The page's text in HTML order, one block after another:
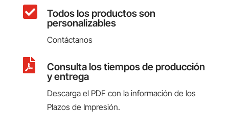
 Todos los productos son
personalizables
Contáctanos
 Consulta los tiempos de producción
y entrega
Descarga el PDF con la información de los
Plazos de Impresión.